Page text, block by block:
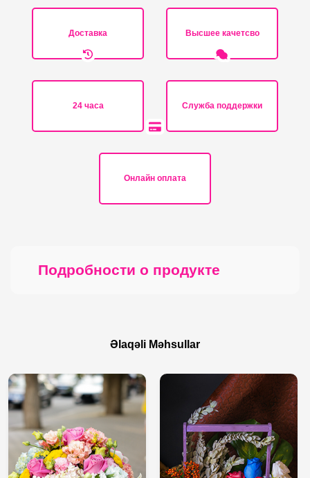
Доставка Высшее качетсво
24 часа Служба поддержки
Онлайн оплата
Подробности о продукте
Əlaqəli Məhsullar